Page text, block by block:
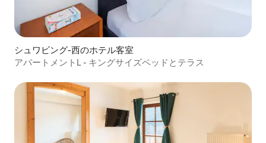
シュワビング-西のホテル客室
アパートメントL - キングサイズベッドとテラス